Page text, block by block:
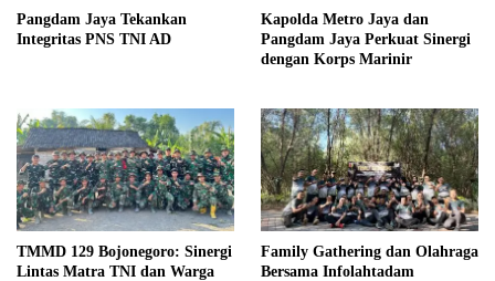
Pangdam Jaya Tekankan
Integritas PNS TNI AD
Kapolda Metro Jaya dan
Pangdam Jaya Perkuat Sinergi
dengan Korps Marinir
TMMD 129 Bojonegoro: Sinergi
Lintas Matra TNI dan Warga
Family Gathering dan Olahraga
Bersama Infolahtadam